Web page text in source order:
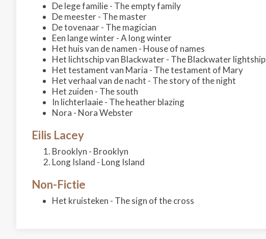
De lege familie - The empty family
De meester - The master
De tovenaar - The magician
Een lange winter - A long winter
Het huis van de namen - House of names
Het lichtschip van Blackwater - The Blackwater lightship
Het testament van Maria - The testament of Mary
Het verhaal van de nacht - The story of the night
Het zuiden - The south
In lichterlaaie - The heather blazing
Nora - Nora Webster
Eilis Lacey
Brooklyn - Brooklyn
Long Island - Long Island
Non-Fictie
Het kruisteken - The sign of the cross